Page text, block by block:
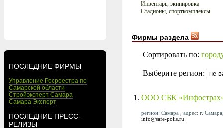
ПОСЛЕДНИЕ ФИРМЫ
Управление Росреестра по
Самарской области
Стройэксперт Самара
Самара Эксперт
ПОСЛЕДНИЕ ПРЕСС-
РЕЛИЗЫ
Инвентарь, экипировка
Стадионы, спорткомплексы
Фирмы раздела
Сортировать по:
Выберите регион:
1. ООО СБК
регион: Самара , адрес: г.
info@safe-polis.ru